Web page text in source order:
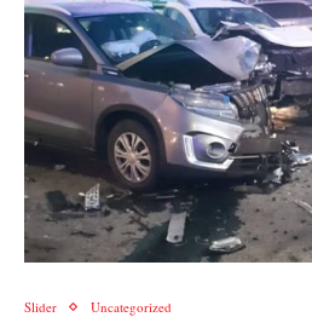
Slider Uncategorized